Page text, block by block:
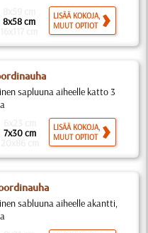
8x58 cm
LISÄÄ KOKOJA,
MUUT OPTIOT
sapluuna aiheelle katto 3
7x30 cm
LISÄÄ KOKOJA,
MUUT OPTIOT
sabluuna aiheelle akantti,